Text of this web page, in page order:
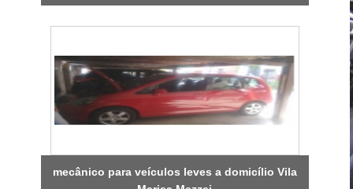
mecânico para veículos leves a domicílio Vila